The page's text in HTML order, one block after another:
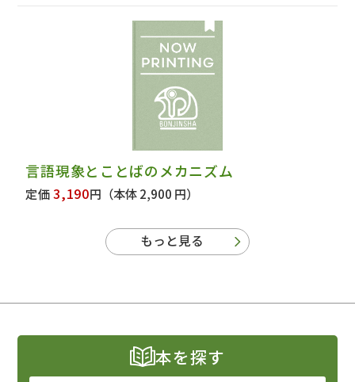
言語現象とことばのメカニズム
定価3,190円 （本体 2,900 円）
もっと見る
本を探す